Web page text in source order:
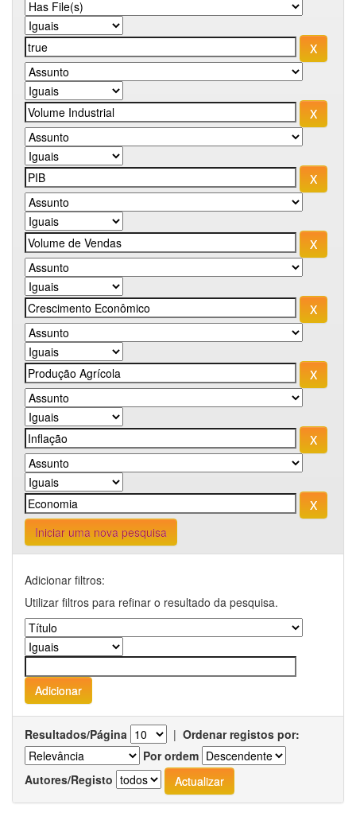
Iniciar uma nova pesquisa
Adicionar filtros:
Utilizar filtros para refinar o resultado da pesquisa.
Resultados/Página | Ordenar registos por:
Por ordem
Autores/Registo